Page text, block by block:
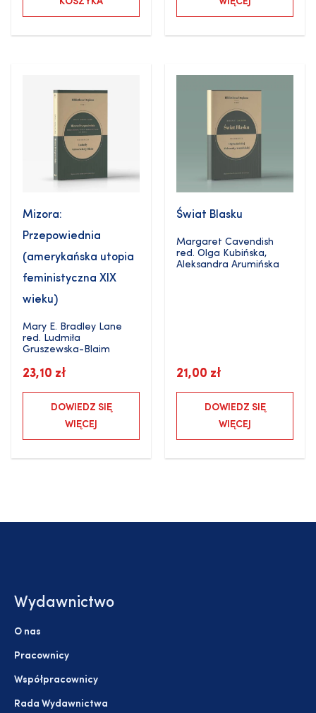
Mizora:
Przepowiednia
(amerykańska utopia
feministyczna XIX
wieku)
Mary E. Bradley Lane
red. Ludmiła
Gruszewska-Blaim
23,10 zł
DOWIEDZ SIĘ
WIĘCEJ
Świat Blasku
Margaret Cavendish
red. Olga Kubińska,
Aleksandra Arumińska
21,00 zł
DOWIEDZ SIĘ
WIĘCEJ
Wydawnictwo
O nas
Pracownicy
Współpracownicy
Rada Wydawnictwa